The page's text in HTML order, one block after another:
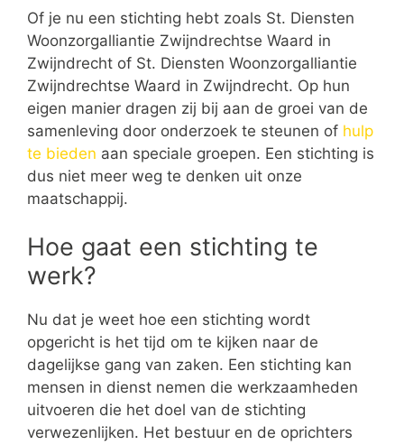
Of je nu een stichting hebt zoals St. Diensten
Woonzorgalliantie Zwijndrechtse Waard in
Zwijndrecht of St. Diensten Woonzorgalliantie
Zwijndrechtse Waard in Zwijndrecht. Op hun
eigen manier dragen zij bij aan de groei van de
samenleving door onderzoek te steunen of hulp
te bieden aan speciale groepen. Een stichting is
dus niet meer weg te denken uit onze
maatschappij.
Hoe gaat een stichting te
werk?
Nu dat je weet hoe een stichting wordt
opgericht is het tijd om te kijken naar de
dagelijkse gang van zaken. Een stichting kan
mensen in dienst nemen die werkzaamheden
uitvoeren die het doel van de stichting
verwezenlijken. Het bestuur en de oprichters